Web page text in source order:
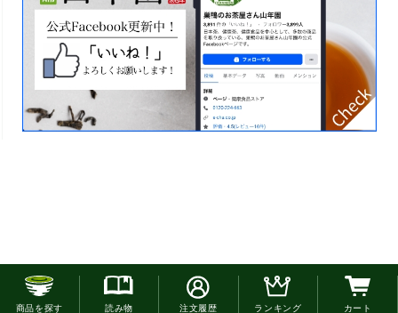
お電話でのご注文はこちら
商品を探す 読み物 注文履歴 ランキング カート